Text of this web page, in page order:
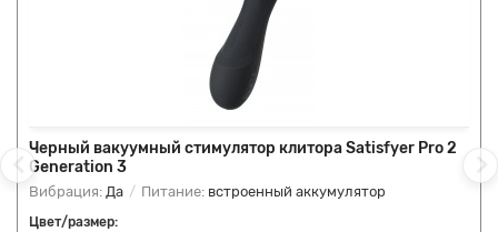
Черный вакуумный стимулятор клитора Satisfyer Pro 2
Generation 3
Вибрация: Да Питание: встроенный аккумулятор
Цвет/размер: